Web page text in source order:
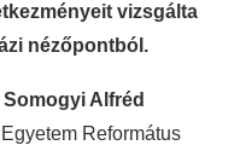
vizsgálta
nézőpontból.
Somogyi Alfréd
Református